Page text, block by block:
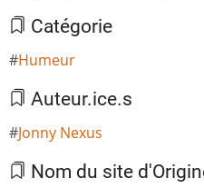
Catégorie
Humeur
Auteur.ice.s
Jonny Nexus
Nom du site